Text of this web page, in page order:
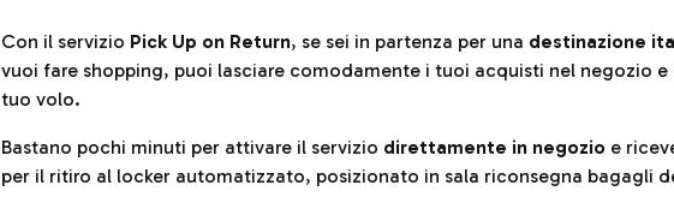
Con il servizio Pick Up on Return, se sei in partenza per una destinazione
vuoi fare shopping, puoi lasciare comodamente i tuoi acquisti nel negozio
tuo volo.
Bastano pochi minuti per attivare il servizio direttamente in negozio e
per il ritiro al locker automatizzato, posizionato in sala riconsegna bagagli